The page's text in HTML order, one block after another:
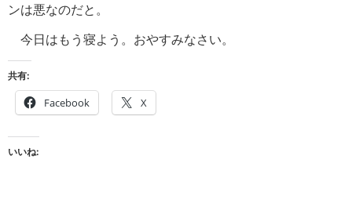
ンは悪なのだと。
今日はもう寝よう。おやすみなさい。
共有:
Facebook X
いいね: